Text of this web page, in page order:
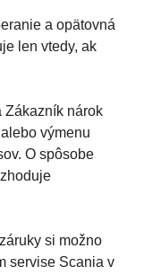
a opätovná
len vtedy, ak
Zákazník nárok
výmenu
O spôsobe
si možno
servise Scania v